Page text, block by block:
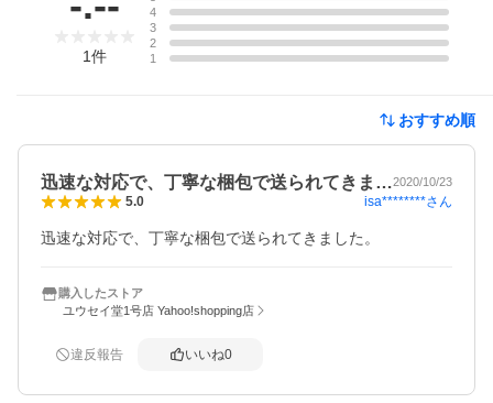
1件
4
3
2
1
おすすめ順
迅速な対応で、丁寧な梱包で送られてきま…2020/10/23
5.0 isa********さん
迅速な対応で、丁寧な梱包で送られてきました。
購入したストア
ユウセイ堂1号店 Yahoo!shopping店
違反報告 いいね0